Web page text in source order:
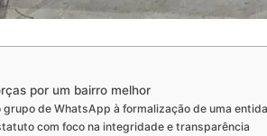
por um bairro melhor
grupo de WhatsApp à formalização de uma
com foco na integridade e transparência